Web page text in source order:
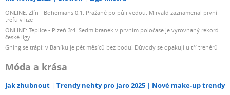
ONLINE: Zlín - Bohemians 0:1. Pražané po půli vedou. Mirvald zaznamenal první
trefu v lize
ONLINE: Teplice - Plzeň 3:4. Sedm branek v prvním poločase je vyrovnaný rekord
české ligy
Gning se trápí: v Baníku je pět měsíců bez bodu! Důvody se opakují u tří trenérů
Móda a krása
Jak zhubnout Trendy nehty pro jaro 2025 Nové make-up trendy